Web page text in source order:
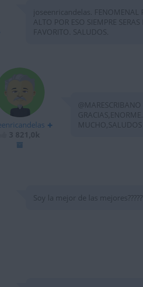
joseenricandelas. FENOMENAL
ALTO POR ESO SIEMPRE
FAVORITO. SALUDOS.
@MARESCRIBANO :
MUCHO,SALUDOS
Soy la mejor de las